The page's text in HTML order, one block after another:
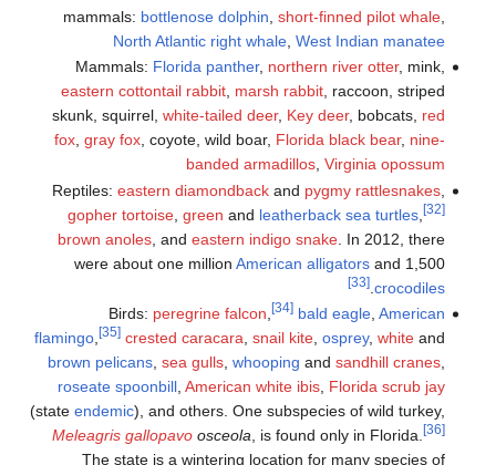
mammals:
North
Mammals:
eastern cottontail
skunk, squirrel,
fox,gray fox
Reptiles:eastern
gopher tortoise
brown anoles
were about one
Birds:
flamingo,
crested
brown pelicans
roseate spoonbill
(stateendemic), and
Meleagris gallopavo
The state is a